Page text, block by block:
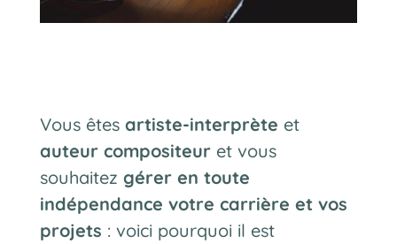
Vous êtes artiste-interprète et
auteur compositeuret vous
souhaitez gérer en toute
indépendance votre carrière et vos
projets : voici pourquoi il est